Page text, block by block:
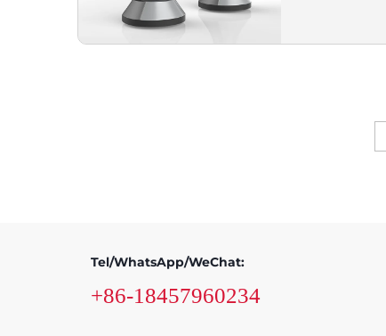
Tel/WhatsApp/WeChat:
+86-18457960234